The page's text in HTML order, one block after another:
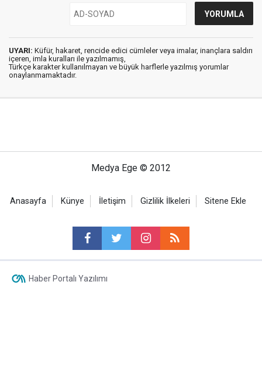
UYARI: Küfür, hakaret, rencide edici cümleler veya imalar, inançlara saldırı
içeren, imla kuralları ile yazılmamış,
Türkçe karakter kullanılmayan ve büyük harflerle yazılmış yorumlar
onaylanmamaktadır.
Medya Ege © 2012
Anasayfa Künye İletişim Gizlilik İlkeleri Sitene Ekle
Haber Portalı Yazılımı